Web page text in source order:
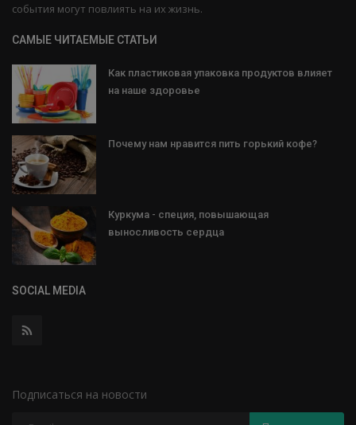
события могут повлиять на их жизнь.
САМЫЕ ЧИТАЕМЫЕ СТАТЬИ
Как пластиковая упаковка продуктов влияет
на наше здоровье
Почему нам нравится пить горький кофе?
Куркума - специя, повышающая
выносливость сердца
SOCIAL MEDIA
Подписаться на новости